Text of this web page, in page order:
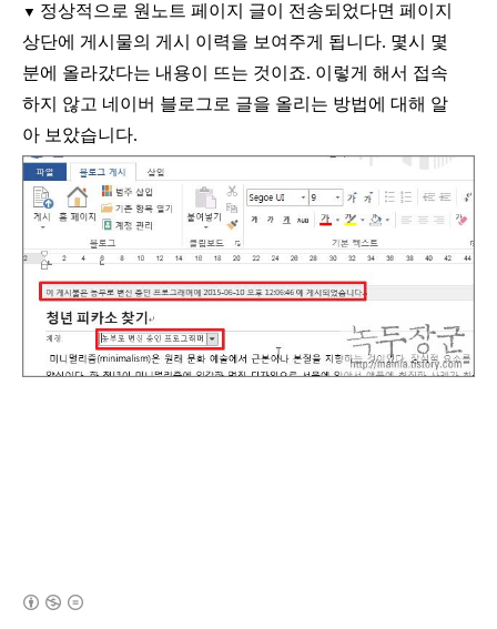
▼ 정상적으로 원노트 페이지 글이 전송되었다면 페이지
상단에 게시물의 게시 이력을 보여주게 됩니다. 몇시 몇
분에 올라갔다는 내용이 뜨는 것이죠. 이렇게 해서 접속
하지 않고 네이버 블로그로 글을 올리는 방법에 대해 알
아 보았습니다.